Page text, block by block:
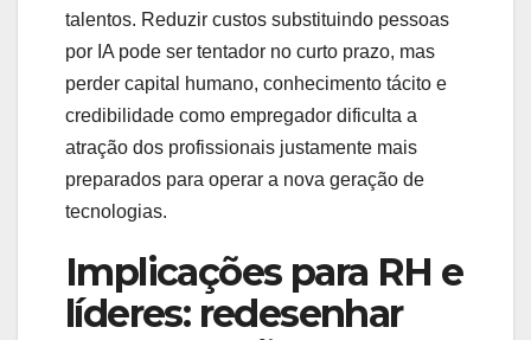
talentos. Reduzir custos substituindo pessoas
por IA pode ser tentador no curto prazo, mas
perder capital humano, conhecimento tácito e
credibilidade como empregador dificulta a
atração dos profissionais justamente mais
preparados para operar a nova geração de
tecnologias.
Implicações para RH e
líderes: redesenhar